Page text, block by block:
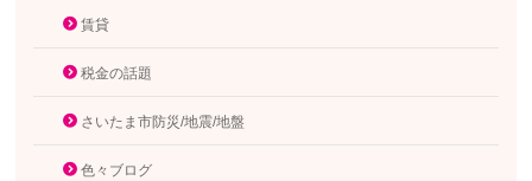
賃貸
税金の話題
さいたま市防災/地震/地盤
色々ブログ